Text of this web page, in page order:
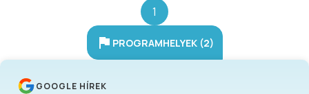
1
PROGRAMHELYEK (2)
GOOGLE HÍREK